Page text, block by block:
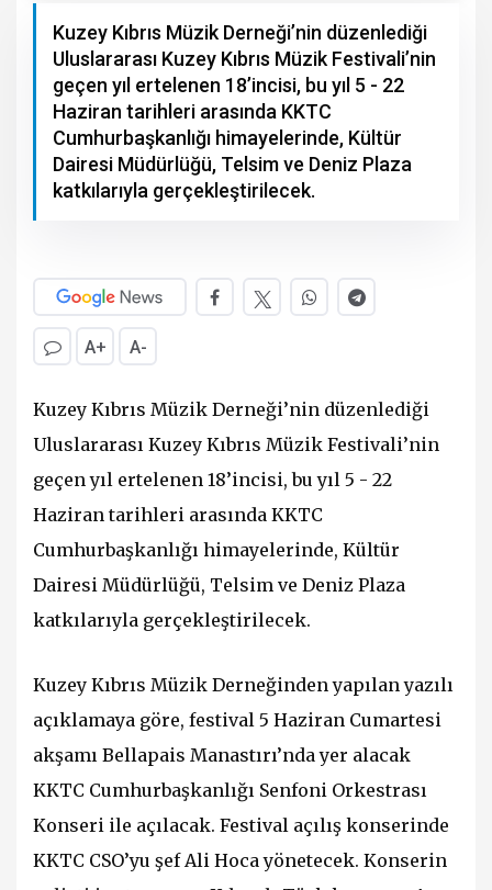
Kuzey Kıbrıs Müzik Derneği’nin düzenlediği
Uluslararası Kuzey Kıbrıs Müzik Festivali’nin
geçen yıl ertelenen 18’incisi, bu yıl 5 - 22
Haziran tarihleri arasında KKTC
Cumhurbaşkanlığı himayelerinde, Kültür
Dairesi Müdürlüğü, Telsim ve Deniz Plaza
katkılarıyla gerçekleştirilecek.
A+ A-
Kuzey Kıbrıs Müzik Derneği’nin düzenlediği
Uluslararası Kuzey Kıbrıs Müzik Festivali’nin
geçen yıl ertelenen 18’incisi, bu yıl 5 - 22
Haziran tarihleri arasında KKTC
Cumhurbaşkanlığı himayelerinde, Kültür
Dairesi Müdürlüğü, Telsim ve Deniz Plaza
katkılarıyla gerçekleştirilecek.
Kuzey Kıbrıs Müzik Derneğinden yapılan yazılı
açıklamaya göre, festival 5 Haziran Cumartesi
akşamı Bellapais Manastırı’nda yer alacak
KKTC Cumhurbaşkanlığı Senfoni Orkestrası
Konseri ile açılacak. Festival açılış konserinde
KKTC CSO’yu şef Ali Hoca yönetecek. Konserin